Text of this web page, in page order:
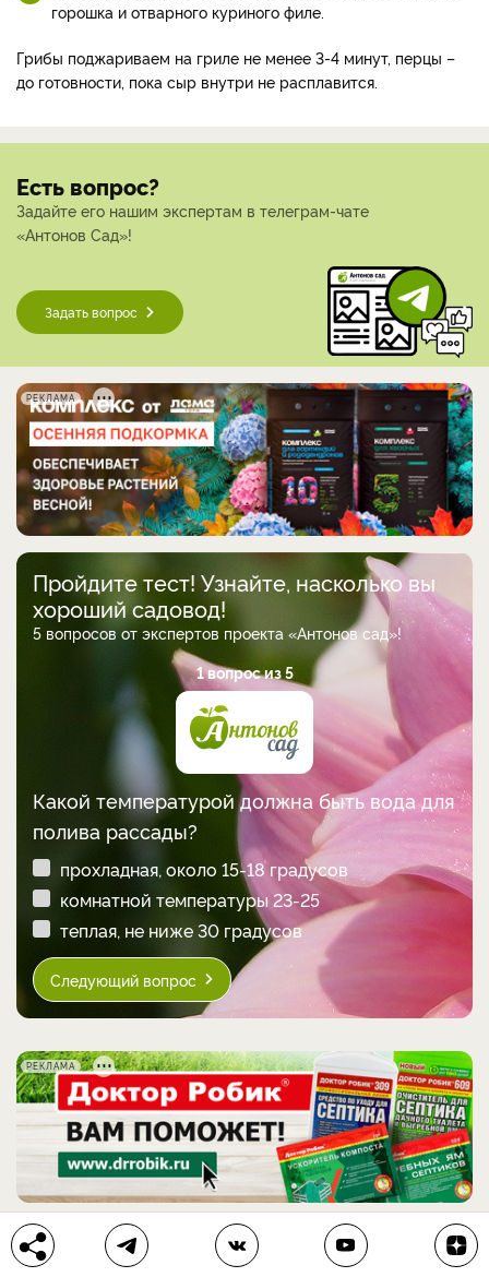
горошка и отварного куриного филе.
Грибы поджариваем на гриле не менее 3-4 минут, перцы –
до готовности, пока сыр внутри не расплавится.
Есть вопрос?
Задайте его нашим экспертам в телеграм-чате
«Антонов Сад»!
Задать вопрос
РЕКЛАМА
Пройдите тест! Узнайте, насколько вы
хороший садовод!
5 вопросов от экспертов проекта «Антонов сад»!
1 вопрос из 5
Какой температурой должна быть вода для
полива рассады?
прохладная, около 15-18 градусов
комнатной температуры 23-25
теплая, не ниже 30 градусов
Следующий вопрос
РЕКЛАМА